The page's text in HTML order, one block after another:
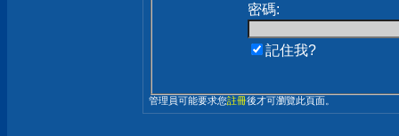
密碼:
記住我?
管理員可能要求您註冊後才可瀏覽此頁面。